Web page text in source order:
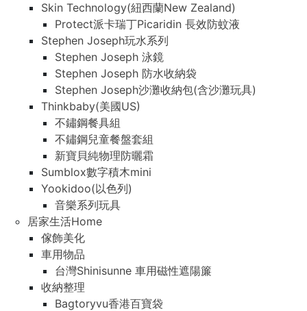
Skin Technology(紐西蘭New Zealand)
Protect派卡瑞丁Picaridin 長效防蚊液
Stephen Joseph玩水系列
Stephen Joseph 泳鏡
Stephen Joseph 防水收納袋
Stephen Joseph沙灘收納包(含沙灘玩具)
Thinkbaby(美國US)
不鏽鋼餐具組
不鏽鋼兒童餐盤套組
新寶貝純物理防曬霜
Sumblox數字積木mini
Yookidoo(以色列)
音樂系列玩具
居家生活Home
傢飾美化
車用物品
台灣Shinisunne 車用磁性遮陽簾
收納整理
Bagtoryvu香港百寶袋